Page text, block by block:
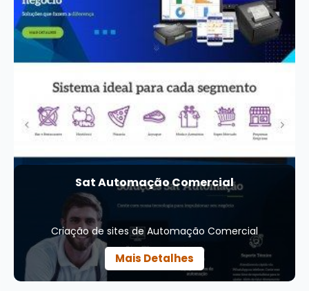
Sat Automação Comercial
Criação de sites de Automação Comercial
Mais Detalhes